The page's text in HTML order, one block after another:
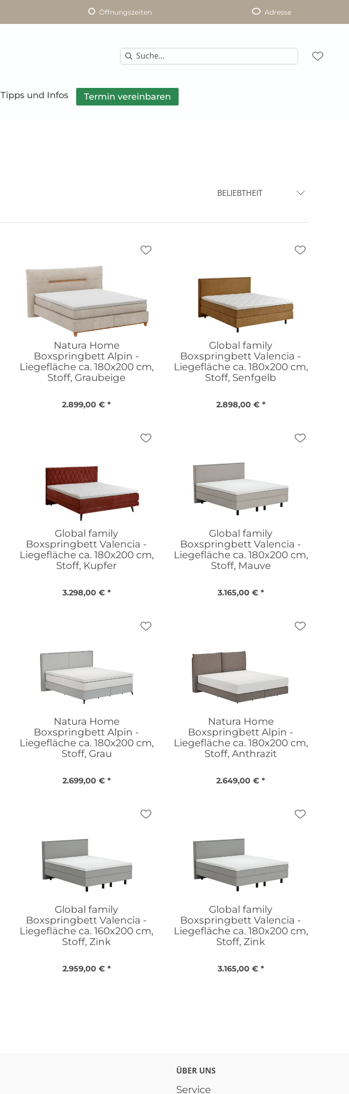
Öffnungszeiten Adresse
Tipps und Infos Termin vereinbaren
BELIEBTHEIT
Natura Home
Boxspringbett Alpin -
Liegefläche ca. 180x200 cm,
Stoff, Graubeige
2.899,00 € *
Global family
Boxspringbett Valencia -
Liegefläche ca. 180x200 cm,
Stoff, Senfgelb
2.898,00 € *
Global family
Boxspringbett Valencia -
Liegefläche ca. 180x200 cm,
Stoff, Kupfer
3.298,00 € *
Global family
Boxspringbett Valencia -
Liegefläche ca. 180x200 cm,
Stoff, Mauve
3.165,00 € *
Natura Home
Boxspringbett Alpin -
Liegefläche ca. 180x200 cm,
Stoff, Grau
2.699,00 € *
Natura Home
Boxspringbett Alpin -
Liegefläche ca. 180x200 cm,
Stoff, Anthrazit
2.649,00 € *
Global family
Boxspringbett Valencia -
Liegefläche ca. 160x200 cm,
Stoff, Zink
2.959,00 € *
Global family
Boxspringbett Valencia -
Liegefläche ca. 180x200 cm,
Stoff, Zink
3.165,00 € *
ÜBER UNS
Service